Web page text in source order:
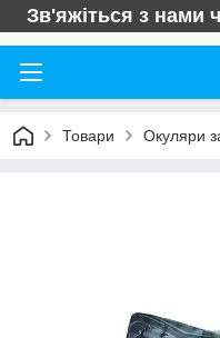
Зв'яжіться з нами
Товари Окуляри